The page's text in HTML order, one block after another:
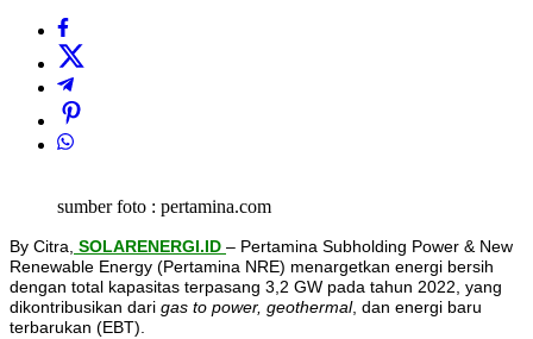
sumber foto : pertamina.com
By Citra, SOLARENERGI.ID – Pertamina Subholding Power & New
Renewable Energy (Pertamina NRE) menargetkan energi bersih
dengan total kapasitas terpasang 3,2 GW pada tahun 2022, yang
dikontribusikan dari gas to power, geothermal, dan energi baru
terbarukan (EBT).